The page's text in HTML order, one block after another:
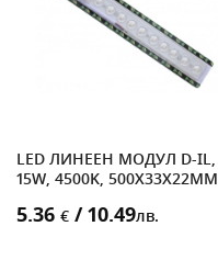
LED ЛИНЕЕН МОДУЛ D-IL,
15W, 4500K, 500X33X22MM
5.36 € / 10.49лв.